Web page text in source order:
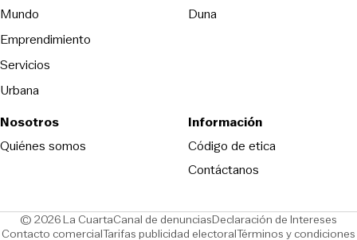
Mundo
Emprendimiento
Servicios
Urbana
DunaOpens in new window
Nosotros
Quiénes somos
Información
Código de eticaOpens in new
Contáctanos
© 2026 La CuartaCanal de denunciasOpens in new window
Declaración de Intereses
Contacto comercialOpens in new window
Tarifas publicidad electoralOpens in new window
Términos y condiciones